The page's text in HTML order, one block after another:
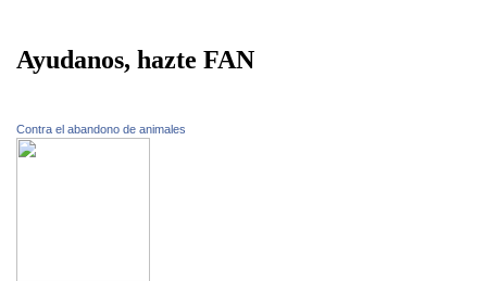
Ayudanos, hazte FAN
Contra el abandono de animales